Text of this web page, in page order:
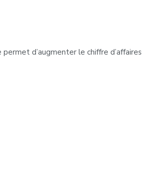
d’augmenter le chiffre d’affaires